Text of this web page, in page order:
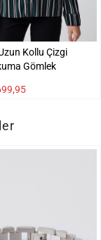
Kollu Çizgi
Gömlek